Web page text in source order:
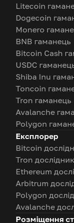
Litecoin
Dogecoin
Monero
BNB гаманець
Bitcoin Cash
USDC
Shiba Inu
Toncoin
Tron гаманець
Avalanche
Polygon
Експлорер
Bitcoin
Tron дослідник
Ethereum
Arbitrum
Polygon
Avalanche
Розміщення